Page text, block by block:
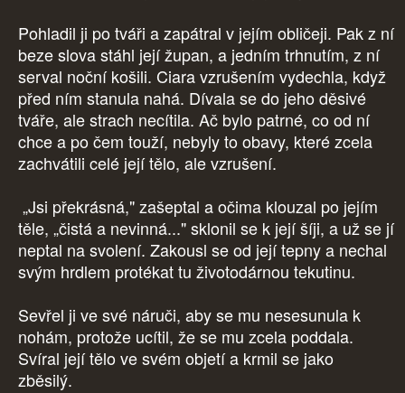
Pohladil ji po tváři a zapátral v jejím obličeji. Pak z ní
beze slova stáhl její župan, a jedním trhnutím, z ní
serval noční košili. Ciara vzrušením vydechla, když
před ním stanula nahá. Dívala se do jeho děsivé
tváře, ale strach necítila. Ač bylo patrné, co od ní
chce a po čem touží, nebyly to obavy, které zcela
zachvátili celé její tělo, ale vzrušení.
„Jsi překrásná," zašeptal a očima klouzal po jejím
těle, „čistá a nevinná..." sklonil se k její šíji, a už se jí
neptal na svolení. Zakousl se od její tepny a nechal
svým hrdlem protékat tu životodárnou tekutinu.
Sevřel ji ve své náruči, aby se mu nesesunula k
nohám, protože ucítil, že se mu zcela poddala.
Svíral její tělo ve svém objetí a krmil se jako
zběsilý.